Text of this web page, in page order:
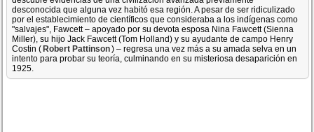
desconocida que alguna vez habitó esa región. A pesar de ser ridiculizado
por el establecimiento de científicos que consideraba a los indígenas como
"salvajes", Fawcett – apoyado por su devota esposa Nina Fawcett (Sienna
Miller), su hijo Jack Fawcett (Tom Holland) y su ayudante de campo Henry
Costin (Robert Pattinson) – regresa una vez más a su amada selva en un
intento para probar su teoría, culminando en su misteriosa desaparición en
1925.